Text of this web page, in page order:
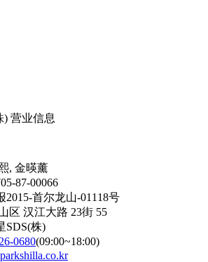
) 营业信息
, 金暎薰
87-00066
2015-首尔龙山-01118号
区 汉江大路 23街 55
SDS(株)
0680(09:00~18:00)